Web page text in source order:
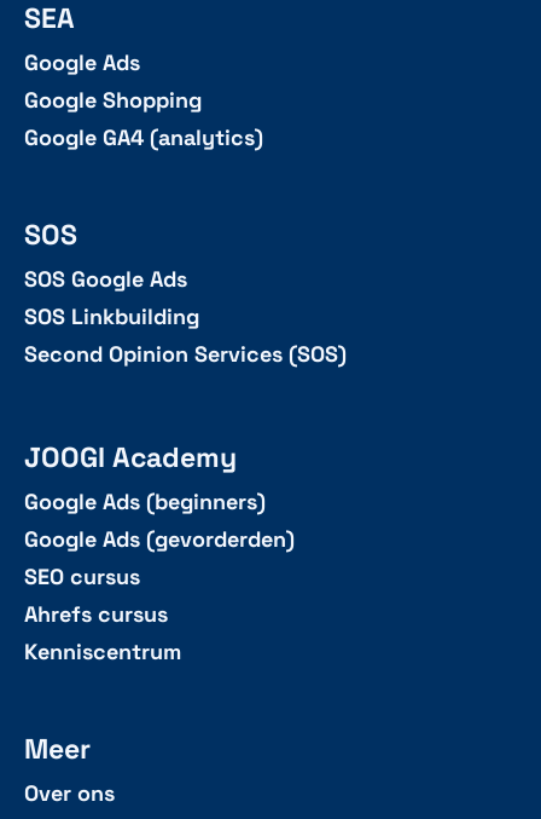
SEA
Google Ads
Google Shopping
Google GA4 (analytics)
SOS
SOS Google Ads
SOS Linkbuilding
Second Opinion Services (SOS)
JOOGI Academy
Google Ads (beginners)
Google Ads (gevorderden)
SEO cursus
Ahrefs cursus
Kenniscentrum
Meer
Over ons